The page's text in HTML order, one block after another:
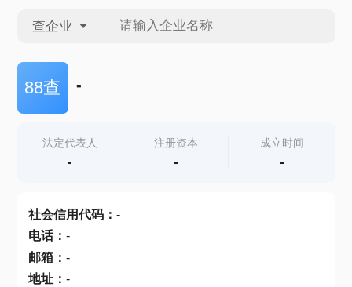
查企业
查企业
查产地
88查 -
法定代表人
-
注册资本
-
成立时间
-
社会信用代码： -
电话： -
邮箱： -
地址： -